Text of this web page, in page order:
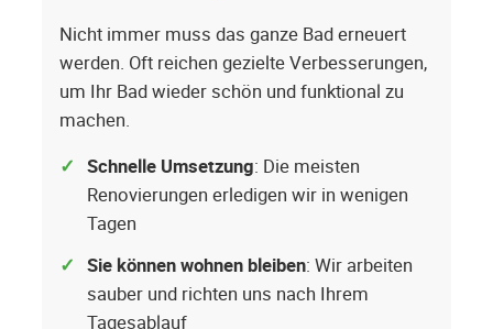
Nicht immer muss das ganze Bad erneuert
werden. Oft reichen gezielte Verbesserungen,
um Ihr Bad wieder schön und funktional zu
machen.
Schnelle Umsetzung: Die meisten
Renovierungen erledigen wir in wenigen
Tagen
Sie können wohnen bleiben: Wir arbeiten
sauber und richten uns nach Ihrem
Tagesablauf